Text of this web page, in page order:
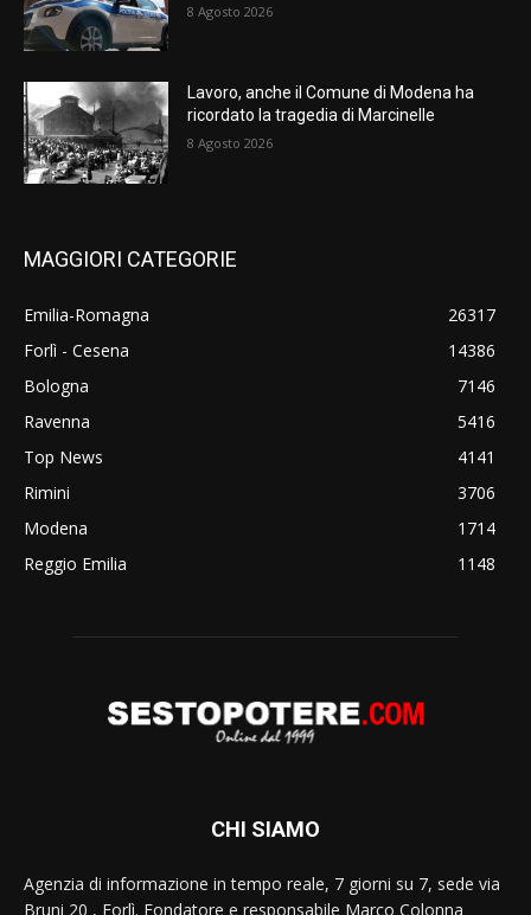
8 Agosto 2026
Lavoro, anche il Comune di Modena ha
ricordato la tragedia di Marcinelle
8 Agosto 2026
MAGGIORI CATEGORIE
Emilia-Romagna
26317
Forlì - Cesena
14386
Bologna
7146
Ravenna
5416
Top News
4141
Rimini
3706
Modena
1714
Reggio Emilia
1148
CHI SIAMO
Agenzia di informazione in tempo reale, 7 giorni su 7, sede via
Bruni 20 , Forlì. Fondatore e responsabile Marco Colonna